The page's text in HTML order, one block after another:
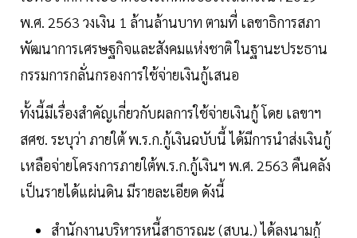
พ.ศ. 2563 วงเงิน 1 ล้านล้านบาท ตามที่ เลขาธิการสภา
พัฒนาการเศรษฐกิจและสังคมแห่งชาติ ในฐานะประธาน
กรรมการกลั่นกรองการใช้จ่ายเงินกู้เสนอ
ทั้งนี้มีเรื่องสำคัญเกี่ยวกับผลการใช้จ่ายเงินกู้ โดย เลขาฯ
สศช. ระบุว่า ภายใต้ พ.ร.ก.กู้เงินฉบับนี้ ได้มีการนำส่งเงินกู้
เหลือจ่ายโครงการภายใต้พ.ร.ก.กู้เงินฯ พ.ศ. 2563 คืนคลัง
เป็นรายได้แผ่นดิน มีรายละเอียด ดังนี้
สำนักงานบริหารหนี้สาธารณะ (สบน.) ได้ลงนามกู้